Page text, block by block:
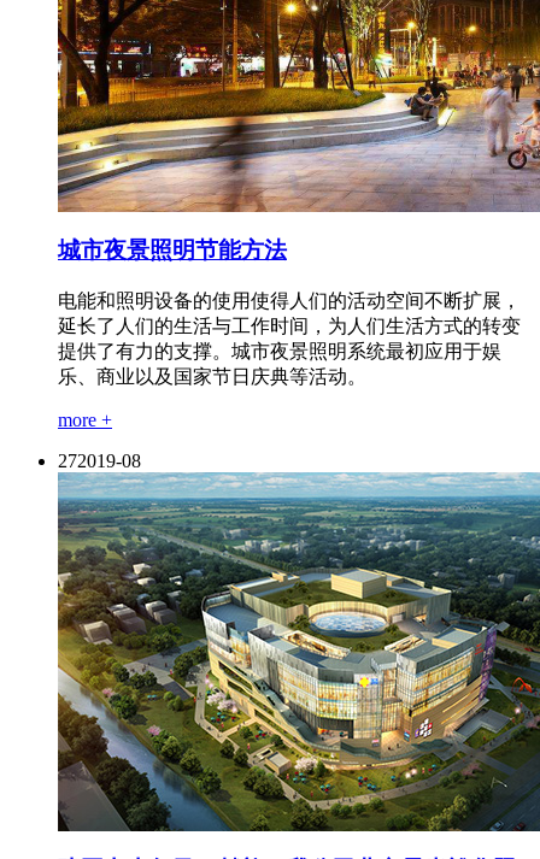
城市夜景照明节能方法
电能和照明设备的使用使得人们的活动空间不断扩展，
延长了人们的生活与工作时间，为人们生活方式的转变
提供了有力的支撑。城市夜景照明系统最初应用于娱
乐、商业以及国家节日庆典等活动。
more +
272019-08